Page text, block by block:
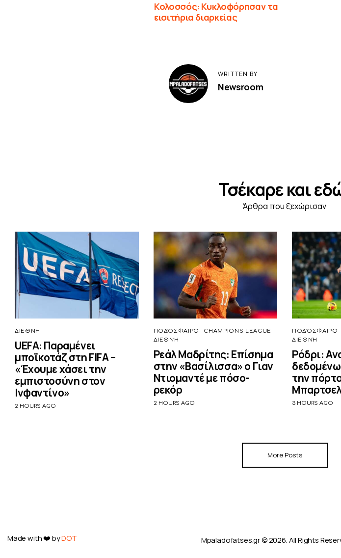
Κολοσσός: Κυκλοφόρησαν τα
εισιτήρια διαρκείας
WRITTEN BY
Newsroom
Τσέκαρε και
Άρθρα που ξεχώρισαν
ΔΙΕΘΝΉ
UEFA: Παραμένει
μποϊκοτάζ στη FIFA –
«Έχουμε χάσει την
εμπιστοσύνη στον
Ινφαντίνο»
2 HOURS AGO
ΠΟΔΌΣΦΑΙΡΟ
CHAMPIONS LEAGUE
ΔΙΕΘΝΉ
Ρεάλ Μαδρίτης: Επίσημα
στην «Βασίλισσα» ο Γιαν
Ντιομαντέ με πόσο-
ρεκόρ
2 HOURS AGO
ΠΟΔΌΣΦΑΙΡΟ
ΔΙΕΘΝΉ
Ρόδρι:
την
3 HOURS AGO
More Posts
Made with ❤️ byDOT Mpaladofatses.gr © 2026. All Rights